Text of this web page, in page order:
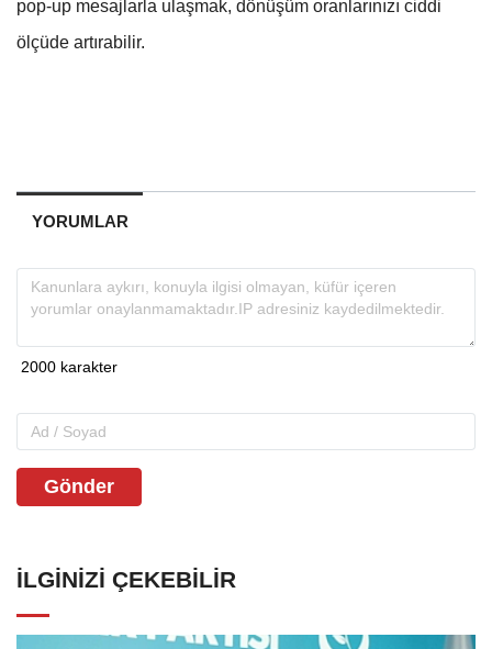
pop-up mesajlarla ulaşmak, dönüşüm oranlarınızı ciddi
ölçüde artırabilir.
YORUMLAR
Gönder
İLGINIZI ÇEKEBILIR